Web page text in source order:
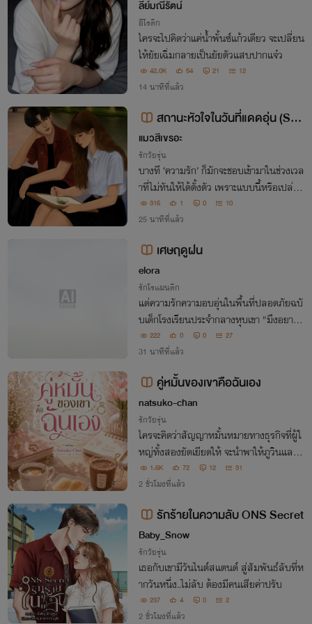
ลีย์มณีรัตน์
อีโรติก
ใครจะไปคิดว่าแค่น้ำพั้นซ์แก้วเดียว จะเปลี่ยน
ให้ยัยเฉิ่มกลายเป็นยัยตัวแสบปากแจ๋ว
42.0K 54 21 12
14 นาทีที่แล้ว
สถานะหัวใจในวันที่แดดอุ่น (Sun
light & Us)
แมวสีเขรอะ
รักวัยรุ่น
บางที ‘ความรัก’ ก็มักจะชอบเข้ามาในช่วงเวล
าที่ไม่ทันให้ได้ตั้งตัว เพราะแบบนี้หรือเปล่าน
ะ เราถึงได้ตกหลุมรักนาย...
316 1 0 10
25 นาทีที่แล้ว
เศษฤดูฝน
elora
รักโรแมนติก
แด่ความรักความอบอุ่นในพื้นที่ปลอดภัยฉบั
บเด็กโรงเรียนประจำกลางหุบเขา "มึงอยากก
ลับไปแก้ไขอะไรมากที่สุดในชีวิตวะ?" จิตวิญ
ญาณในวัย 31 ปี ย้อนมิติเวลากลับมารักษา
พรของตัวเองในร่างนักเรียนม.ปลาย
222 0 0 27
31 นาทีที่แล้ว
คู่หมั้นของเขาคือฉันเอง
natsuko-chan
รักวัยรุ่น
ใครจะคิดว่าสัญญาหมั้นหมายทางธุรกิจที่ผู้ใ
หญ่ทั้งสองยัดเยียดให้ จะนำพาให้ภูวินและอั
ญญารินได้มาพบกับความวุ่นวายสับสนในหั
วใจ
1.6K 72 12 31
2 ชั่วโมงที่แล้ว
รักร้ายในความลับ ONS Secret
Baby_Snow
รักวัยรุ่น
เธอกับเขามีวันไนต์สแตนด์ สู่สัมพันธ์ลับที่ห
ากวันหนึ่ง..ไม่ลับ ต้องมีคนเสียค่าปรับ
237 4 0 2
2 ชั่วโมงที่แล้ว